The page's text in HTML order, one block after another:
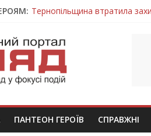
Тернопільщина втратила
На війні загинув молодий
Тернопільщина втратила
Тернопільщина втратила
ПАНТЕОН ГЕРОЇВ СПРАВЖНІ